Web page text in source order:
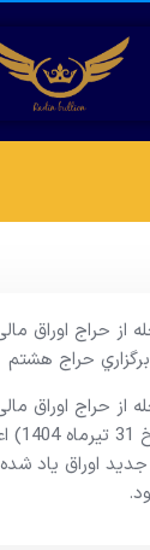
از حراج اوراق
از حراج اوراق
سال